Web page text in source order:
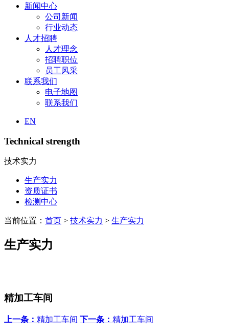
新闻中心
公司新闻
行业动态
人才招聘
人才理念
招聘职位
员工风采
联系我们
电子地图
联系我们
EN
Technical strength
技术实力
生产实力
资质证书
检测中心
当前位置： 首页 > 技术实力 > 生产实力
生产实力
精加工车间
上一条： 精加工车间 下一条： 精加工车间